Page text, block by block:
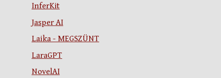
InferKit
Jasper AI
Laika - MEGSZÜNT
LaraGPT
NovelAI